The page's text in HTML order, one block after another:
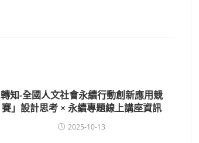
轉知-全國人文社會永續行動創新應用競
賽」設計思考 × 永續專題線上講座資訊
2025-10-13